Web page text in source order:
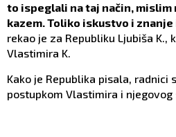
to ispeglali na taj način, mislim
kazem. Toliko iskustvo i
rekao je za Republiku Ljubiša K.,
Vlastimira K.
Kako je Republika pisala, radnici
postupkom Vlastimira i njegovog